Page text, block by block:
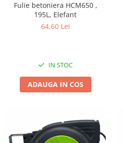
Zdrobitoare si teascuri
Zdrobitoare manuale
Masini de cusut si accesorii
Articole antidaunatori gradina
Suflante si aspiratoare exterior
Unelte altoit
Fulie betoniera HCM650 ,
195L, Elefant
64,60 Lei
IN STOC
ADAUGA IN COS